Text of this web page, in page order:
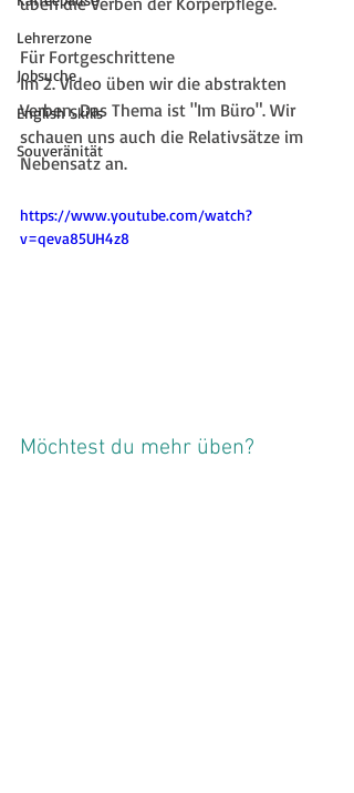
Lehrerzone
Jobsuche
English Skills
Souveränität
Für Fortgeschrittene
Im 2. Video üben wir die abstrakten
Verben. Das Thema ist "Im Büro". Wir
schauen uns auch die Relativsätze im
Nebensatz an.
https://www.youtube.com/watch?
v=qeva85UH4z8
Möchtest du mehr üben?